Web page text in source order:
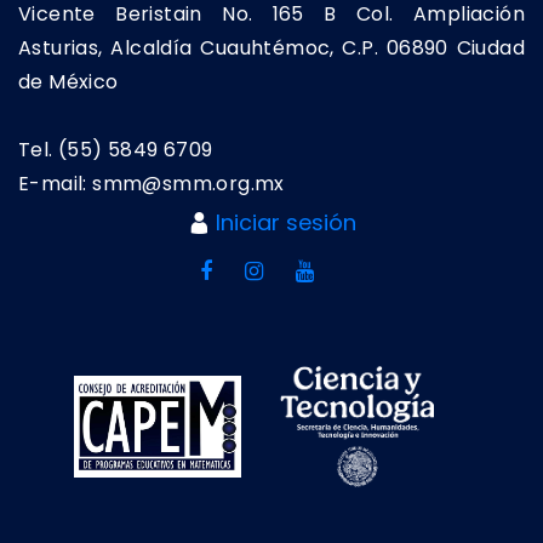
Vicente Beristain No. 165 B Col. Ampliación
Asturias, Alcaldía Cuauhtémoc, C.P. 06890 Ciudad
de México
Tel. (55) 5849 6709
E-mail: smm@smm.org.mx
Iniciar sesión